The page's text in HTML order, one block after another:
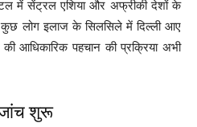
में सेंट्रल एशिया और अफ्रीकी देशों के
लोग इलाज के सिलसिले में दिल्ली आए
आधिकारिक पहचान की प्रक्रिया अभी
शुरू